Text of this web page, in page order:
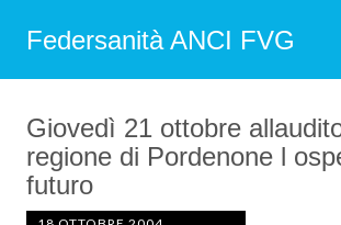
Federsanità ANCI FVG
Giovedì 21 ottobre
regione di Pordenone l
futuro